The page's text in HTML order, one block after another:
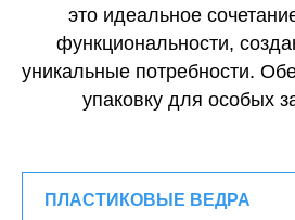
это идеальное
функциональности,
уникальные потребности.
упаковку для особых